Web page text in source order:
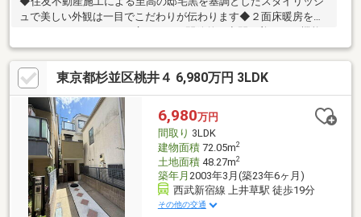
ュで美しい外観は一目でこだわりが伝わります◆２面床暖房を備
性を兼ね備えた対面式キッチンを採用◆生活を格上げする機能美
と充実の収納裏手にカップボードを配して生活感を隠し大型WIC
やシューズクロークも完備◆寛ぎのウッドデッキ調テラスと書斎
リビングから繋がるテラスで癒やされ趣味や仕事に没頭できるス
タディ空間も用意
東京都杉並区桃井４ 6,980万円 3LDK
6,980万円
間取り 3LDK
建物面積72.05m2
土地面積48.27m2
築年月 2003年3月(築23年6ヶ月)
西武新宿線 上井草駅 徒歩19分
その他の交通